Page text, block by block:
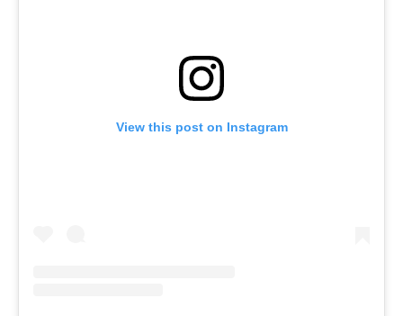
View this post on Instagram